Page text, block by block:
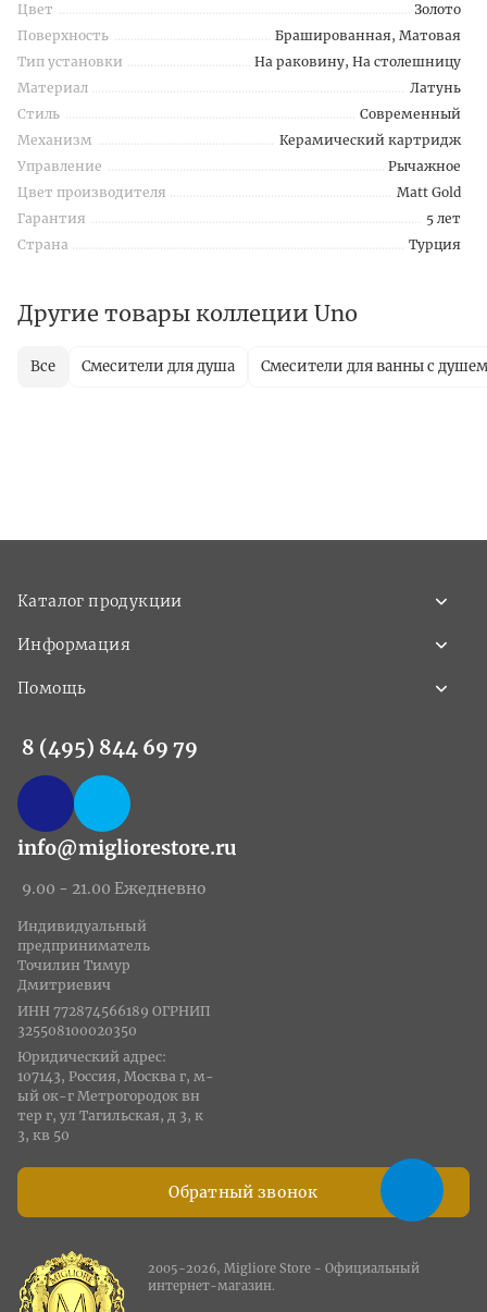
Цвет
Золото
Поверхность
Брашированная, Матовая
Тип установки
На раковину, На столешницу
Материал
Латунь
Стиль
Современный
Механизм
Керамический картридж
Управление
Рычажное
Цвет производителя
Matt Gold
Гарантия
5 лет
Страна
Турция
Другие товары коллеции Uno
Все Смесители для душа Смесители для ванны с душем
Каталог продукции
Информация
Помощь
8 (495) 844 69 79
info@migliorestore.ru
9.00 - 21.00 Ежедневно
Обратный звонок
Индивидуальный
предприниматель
Точилин Тимур
Дмитриевич
ИНН 772874566189 ОГРНИП
325508100020350
Юридический адрес:
107143, Россия, Москва г, м-
ый ок-г Метрогородок вн
тер г, ул Тагильская, д 3, к
3, кв 50
2005-2026, Migliore Store - Официальный
интернет-магазин.